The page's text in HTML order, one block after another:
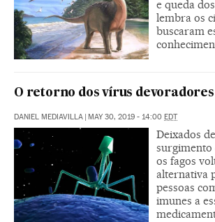
e queda
lembra os
buscaram
O retorno dos vírus
DANIEL MEDIAVILLA MAY 30, 2019 - 14:00 EDT
Deixados
surgimento
os fagos
alternativa
pessoas
imunes a